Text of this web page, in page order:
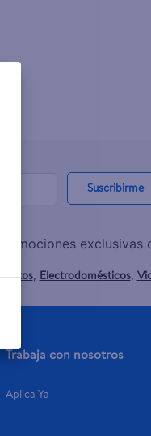
Suscribirme
exclusivas
, Electrodomésticos,
Trabaja con nosotros
Aplica Ya